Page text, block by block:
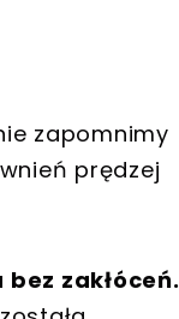
zapomnimy
prędzej
zakłóceń.